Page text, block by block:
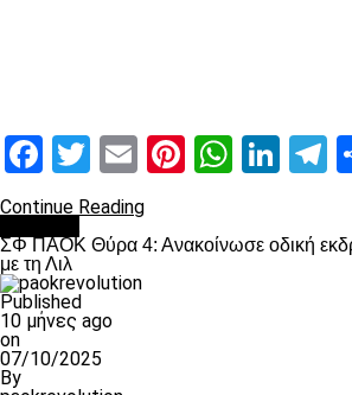
Facebook
Twitter
EmailPinterest
Continue Reading
ΣΦ ΠΑΟΚ Θύρα 4: Ανακοίνωσε οδική
με τη Λιλ
Published
10 μήνες ago
on
07/10/2025
By